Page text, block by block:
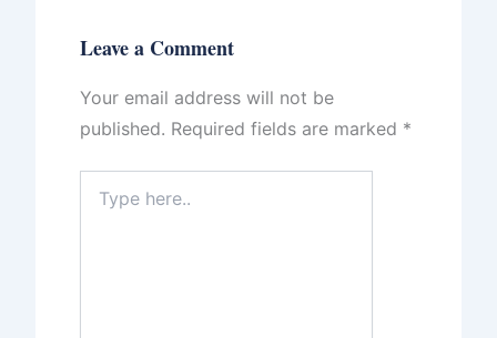
Leave a Comment
Your email address will not be
published. Required fields are marked *
here..